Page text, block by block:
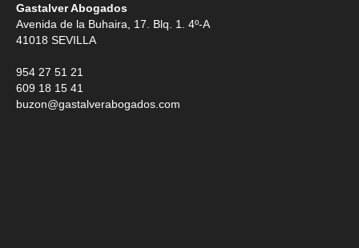
Gastalver Abogados
Avenida de la Buhaira, 17. Blq. 1. 4º-A
41018 SEVILLA
954 27 51 21
609 18 15 41
buzon@gastalverabogados.com